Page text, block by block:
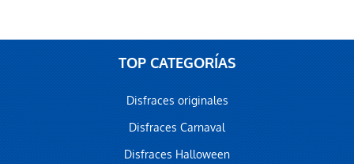
TOP CATEGORÍAS
Disfraces originales
Disfraces Carnaval
Disfraces Halloween